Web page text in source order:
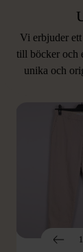
Vi erbjuder
till böcker och
unika och
Hitta